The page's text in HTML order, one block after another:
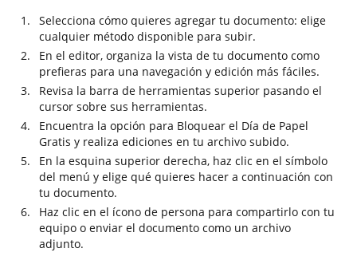
Selecciona cómo quieres agregar tu documento: elige
cualquier método disponible para subir.
En el editor, organiza la vista de tu documento como
prefieras para una navegación y edición más fáciles.
Revisa la barra de herramientas superior pasando el
cursor sobre sus herramientas.
Encuentra la opción para Bloquear el Día de Papel
Gratis y realiza ediciones en tu archivo subido.
En la esquina superior derecha, haz clic en el símbolo
del menú y elige qué quieres hacer a continuación con
tu documento.
Haz clic en el ícono de persona para compartirlo con tu
equipo o enviar el documento como un archivo
adjunto.